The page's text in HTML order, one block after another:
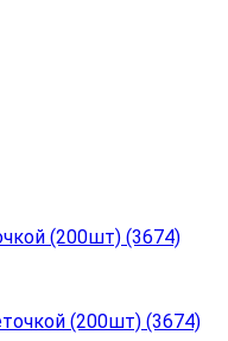
(200шт) (3674)